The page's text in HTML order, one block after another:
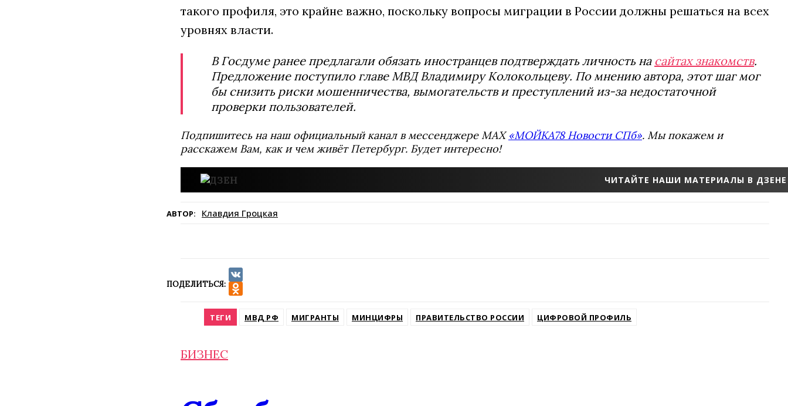
такого профиля, это крайне важно, поскольку вопросы миграции в России должны решаться на всех
уровнях власти.
В Госдуме ранее предлагали обязать иностранцев подтверждать личность на сайтах знакомств.
Предложение поступило главе МВД Владимиру Колокольцеву. По мнению автора, этот шаг мог
бы снизить риски мошенничества, вымогательств и преступлений из-за недостаточной
проверки пользователей.
Подпишитесь на наш официальный канал в мессенджере MAX«МОЙКА78 Новости СПб». Мы покажем и
расскажем Вам, как и чем живёт Петербург. Будет интересно!
ЧИТАЙТЕ НАШИ МАТЕРИАЛЫ В ДЗЕНЕ
АВТОР: Клавдия Гроцкая
ПОДЕЛИТЬСЯ:
VK
ТЕГИ МВД РФ МИГРАНТЫ МИНЦИФРЫ ПРАВИТЕЛЬСТВО РОССИИ ЦИФРОВОЙ ПРОФИЛЬ
БИЗНЕС